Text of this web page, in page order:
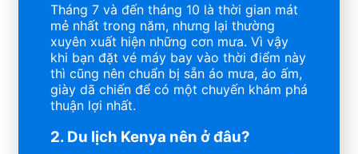
Tháng 7 và đến tháng 10 là thời gian mát
mẻ nhất trong năm, nhưng lại thường
xuyên xuất hiện những cơn mưa. Vì vậy
khi bạn đặt vé máy bay vào thời điểm này
thì cũng nên chuẩn bị sẵn áo mưa, áo ấm,
giày dã chiến để có một chuyến khám phá
thuận lợi nhất.
2. Du lịch Kenya nên ở đâu?